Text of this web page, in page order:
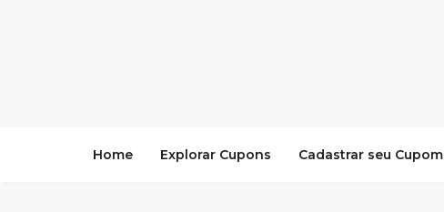
Home Explorar Cupons Cadastrar seu Cupom